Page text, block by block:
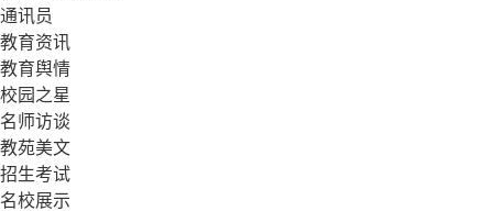
通讯员
教育资讯
教育舆情
校园之星
名师访谈
教苑美文
招生考试
名校展示